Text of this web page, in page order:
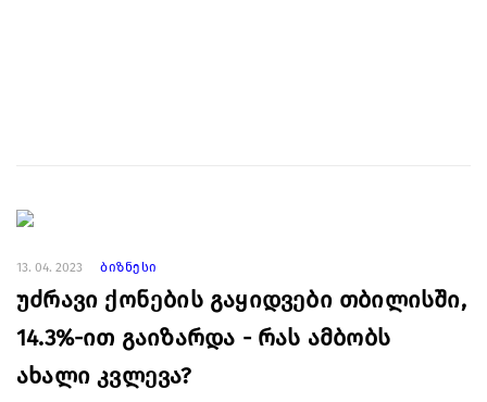
13. 04. 2023 ბიზნესი
უძრავი ქონების გაყიდვები თბილისში,
14.3%-ით გაიზარდა - რას ამბობს
ახალი კვლევა?